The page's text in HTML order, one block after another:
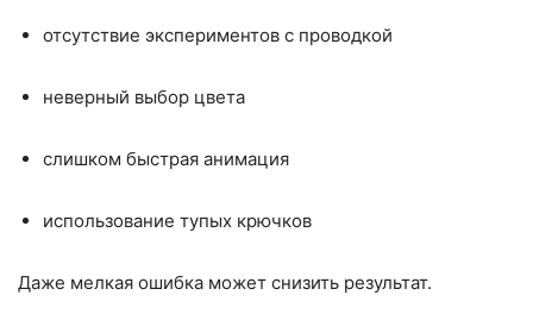
отсутствие экспериментов с проводкой
неверный выбор цвета
слишком быстрая анимация
использование тупых крючков
Даже мелкая ошибка может снизить результат.